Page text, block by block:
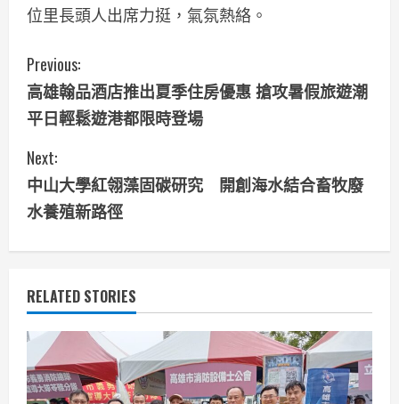
位里長頭人出席力挺，氣氛熱絡。
C
o
n
t
i
n
u
e
R
Previous:
高雄翰品酒店推出夏季住房優惠 搶攻暑假旅遊潮
平日輕鬆遊港都限時登場
Next:
中山大學紅翎藻固碳研究 開創海水結合畜牧廢
水養殖新路徑
RELATED STORIES